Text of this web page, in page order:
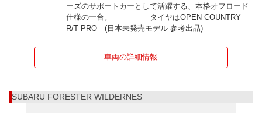
ーズのサポートカーとして活躍する、本格オフロード
仕様の一台。 タイヤはOPEN COUNTRY
R/T PRO (日本未発売モデル 参考出品)
車両の詳細情報
SUBARU FORESTER WILDERNES